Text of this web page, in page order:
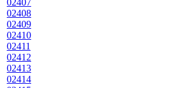
02407
02408
02409
02410
02411
02412
02413
02414